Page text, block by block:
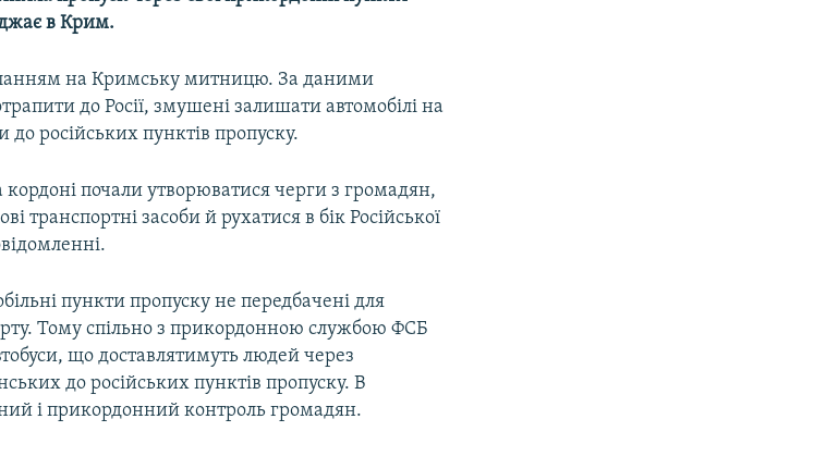
в Крим​.
на Кримську митницю. За даними
до Росії, змушені залишати автомобілі на
до російських пунктів пропуску.
почали утворюватися черги з громадян,
транспортні засоби й рухатися в бік Російської
пункти пропуску не передбачені для
Тому спільно з прикордонною службою ФСБ
що доставлятимуть людей через
до російських пунктів пропуску. В
і прикордонний контроль громадян.